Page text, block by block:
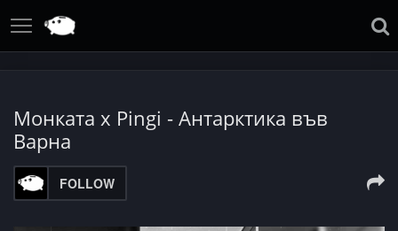
Монката x Pingi - Антарктика във
Варна
FOLLOW